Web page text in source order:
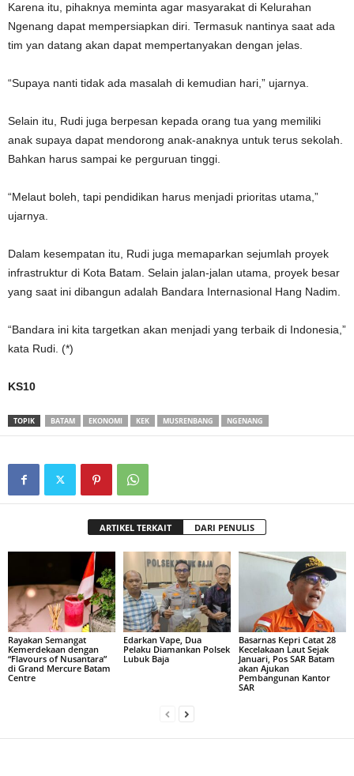
Karena itu, pihaknya meminta agar masyarakat di Kelurahan
Ngenang dapat mempersiapkan diri. Termasuk nantinya saat ada
tim yan datang akan dapat mempertanyakan dengan jelas.
“Supaya nanti tidak ada masalah di kemudian hari,” ujarnya.
Selain itu, Rudi juga berpesan kepada orang tua yang memiliki
anak supaya dapat mendorong anak-anaknya untuk terus sekolah.
Bahkan harus sampai ke perguruan tinggi.
“Melaut boleh, tapi pendidikan harus menjadi prioritas utama,”
ujarnya.
Dalam kesempatan itu, Rudi juga memaparkan sejumlah proyek
infrastruktur di Kota Batam. Selain jalan-jalan utama, proyek besar
yang saat ini dibangun adalah Bandara Internasional Hang Nadim.
“Bandara ini kita targetkan akan menjadi yang terbaik di Indonesia,”
kata Rudi. (*)
KS10
TOPIK BATAM EKONOMI KEK MUSRENBANG NGENANG
ARTIKEL TERKAIT DARI PENULIS
Rayakan Semangat
Kemerdekaan dengan
“Flavours of Nusantara”
di Grand Mercure Batam
Centre
Edarkan Vape, Dua
Pelaku Diamankan Polsek
Lubuk Baja
Basarnas Kepri Catat 28
Kecelakaan Laut Sejak
Januari, Pos SAR Batam
akan Ajukan
Pembangunan Kantor
SAR